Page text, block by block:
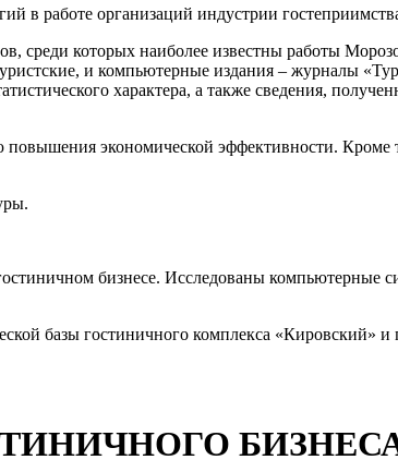
в работе организаций индустрии
среди которых наиболее известны работы
и компьютерные издания – журналы
характера, а также сведения,
повышения экономической эффективности.
бизнесе. Исследованы компьютерные
базы гостиничного комплекса «Кировский»